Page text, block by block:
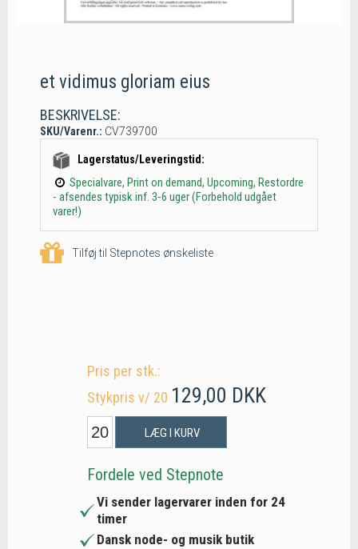
et vidimus gloriam eius
BESKRIVELSE:
SKU/Varenr.: CV739700
Lagerstatus/Leveringstid:
Specialvare, Print on demand, Upcoming, Restordre
- afsendes typisk inf. 3-6 uger (Forbehold udgået
varer!)
Tilføj til Stepnotes ønskeliste
Pris per stk.:
Stykpris v/ 20 129,00 DKK
LÆG I KURV
Fordele ved Stepnote
Vi sender lagervarer inden for 24
timer
Dansk node- og musik butik